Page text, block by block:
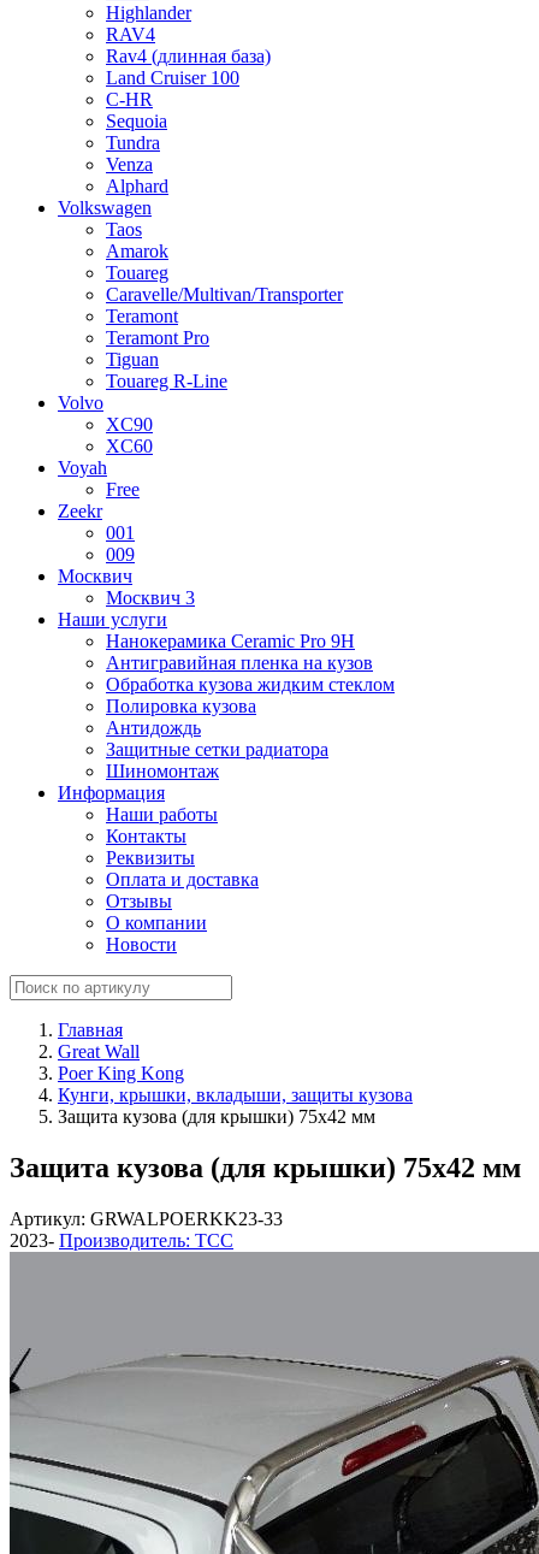
Highlander
RAV4
Rav4 (длинная база)
Land Cruiser 100
C-HR
Sequoia
Tundra
Venza
Alphard
Volkswagen
Taos
Amarok
Touareg
Caravelle/Multivan/Transporter
Teramont
Teramont Pro
Tiguan
Touareg R-Line
Volvo
XC90
XC60
Voyah
Free
Zeekr
001
009
Москвич
Москвич 3
Наши услуги
Нанокерамика Ceramic Pro 9H
Антигравийная пленка на кузов
Обработка кузова жидким стеклом
Полировка кузова
Антидождь
Защитные сетки радиатора
Шиномонтаж
Информация
Наши работы
Контакты
Реквизиты
Оплата и доставка
Отзывы
О компании
Новости
Главная
Great Wall
Poer King Kong
Кунги, крышки, вкладыши, защиты кузова
Защита кузова (для крышки) 75х42 мм
Защита кузова (для крышки) 75х42 мм
Артикул: GRWALPOERKK23-33
2023- Производитель: ТСС